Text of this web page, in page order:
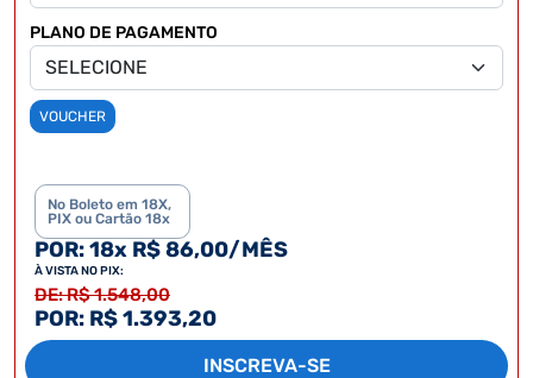
PLANO DE PAGAMENTO
VOUCHER
No Boleto em 18X,
PIX ou Cartão 18x
POR: 18x R$ 86,00/MÊS
À VISTA NO PIX:
DE: R$ 1.548,00
POR: R$ 1.393,20
INSCREVA-SE